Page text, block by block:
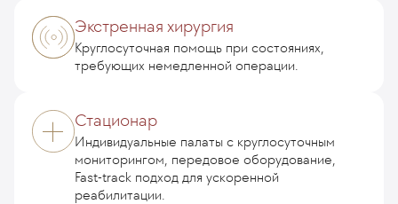
Экстренная хирургия
Круглосуточная помощь при состояниях,
требующих немедленной операции.
Стационар
Индивидуальные палаты с круглосуточным
мониторингом, передовое оборудование,
Fast-track подход для ускоренной
реабилитации.